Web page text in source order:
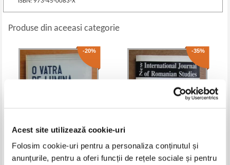
Acest site utilizează cookie-uri
Folosim cookie-uri pentru a personaliza conținutul și
anunțurile, pentru a oferi funcții de rețele sociale și pentru
Produse din aceeasi categorie
-20%
O vatra de lumina
-35%
Revista International journal of